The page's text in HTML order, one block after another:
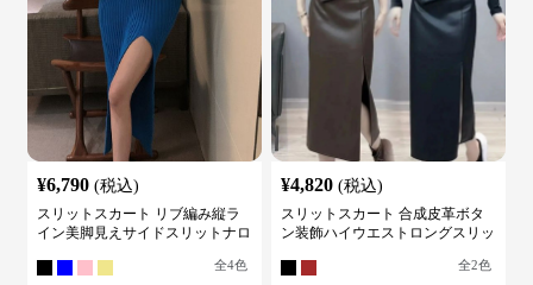
¥6,790 (税込)
スリットスカート リブ編み縦ラ
イン美脚見えサイドスリットナロ
全4色
¥4,820 (税込)
スリットスカート 合成皮革ボタ
ン装飾ハイウエストロングスリッ
全2色